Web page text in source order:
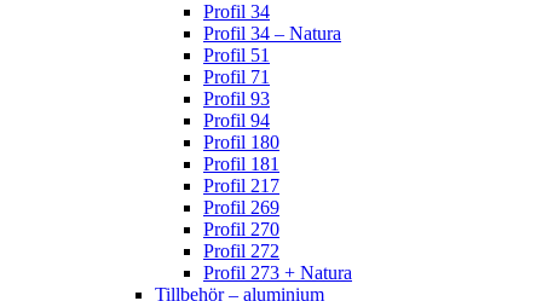
Profil 34
Profil 34 – Natura
Profil 51
Profil 71
Profil 93
Profil 94
Profil 180
Profil 181
Profil 217
Profil 269
Profil 270
Profil 272
Profil 273 + Natura
Tillbehör – aluminium